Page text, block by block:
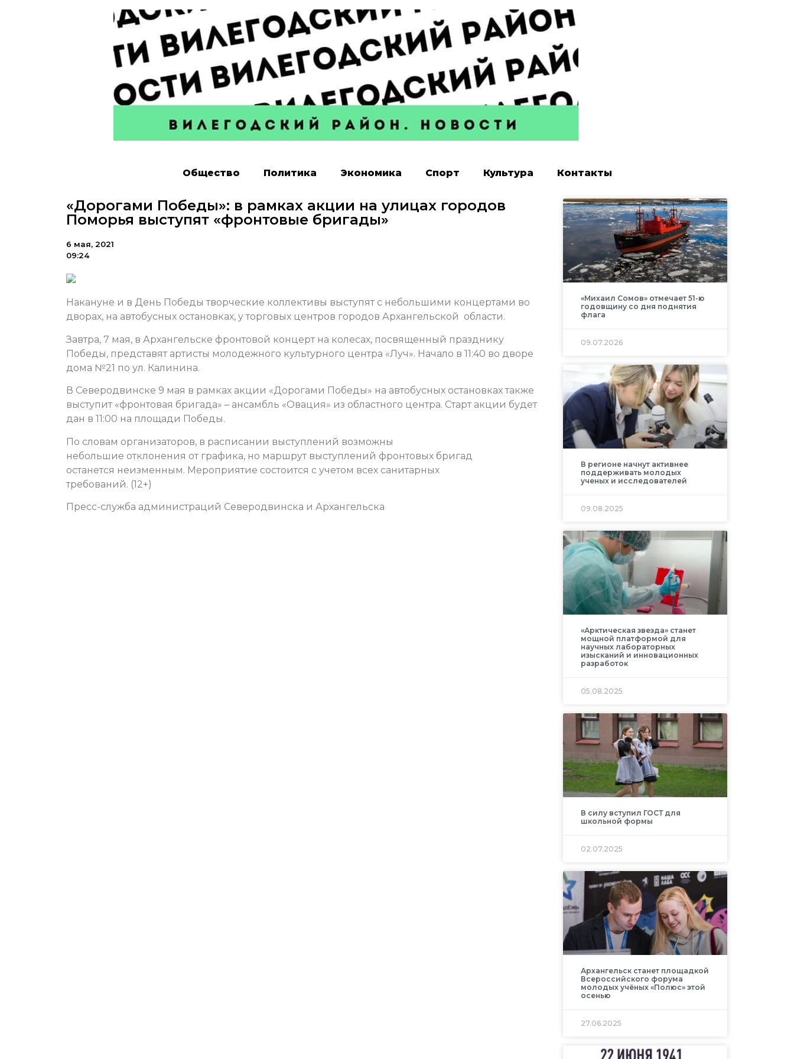
Общество Политика Экономика Спорт Культура Контакты
«Дорогами Победы»: в рамках акции на улицах городов
Поморья выступят «фронтовые бригады»
6 мая, 2021
09:24
Накануне и в День Победы творческие коллективы выступят с небольшими концертами во
дворах, на автобусных остановках, у торговых центров городов Архангельской области.
Завтра, 7 мая, в Архангельске фронтовой концерт на колесах, посвященный празднику
Победы, представят артисты молодежного культурного центра «Луч». Начало в 11:40 во дворе
дома №21 по ул. Калинина.
В Северодвинске 9 мая в рамках акции «Дорогами Победы» на автобусных остановках также
выступит «фронтовая бригада» – ансамбль «Овация» из областного центра. Старт акции будет
дан в 11:00 на площади Победы.
По словам организаторов, в расписании выступлений возможны
небольшие отклонения от графика, но маршрут выступлений фронтовых бригад
останется неизменным. Мероприятие состоится с учетом всех санитарных
требований. (12+)
Пресс-служба администраций Северодвинска и Архангельска
«Михаил Сомов» отмечает 51-ю
годовщину со дня поднятия
флага
09.07.2026
В регионе начнут активнее
поддерживать молодых
ученых и исследователей
09.08.2025
«Арктическая звезда» станет
мощной платформой для
научных лабораторных
изысканий и инновационных
разработок
05.08.2025
В силу вступил ГОСТ для
школьной формы
02.07.2025
Архангельск станет площадкой
Всероссийского форума
молодых учёных «Полюс» этой
осенью
27.06.2025